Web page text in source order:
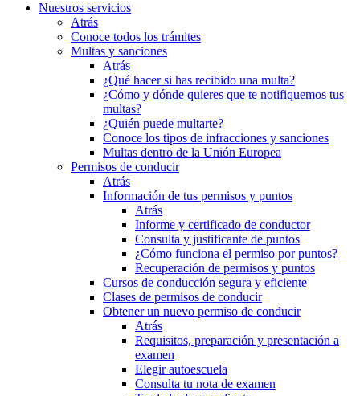
Nuestros servicios
Atrás
Conoce todos los trámites
Multas y sanciones
Atrás
¿Qué hacer si has recibido una multa?
¿Cómo y dónde quieres que te notifiquemos tus
multas?
¿Quién puede multarte?
Conoce los tipos de infracciones y sanciones
Multas dentro de la Unión Europea
Permisos de conducir
Atrás
Información de tus permisos y puntos
Atrás
Informe y certificado de conductor
Consulta y justificante de puntos
¿Cómo funciona el permiso por puntos?
Recuperación de permisos y puntos
Cursos de conducción segura y eficiente
Clases de permisos de conducir
Obtener un nuevo permiso de conducir
Atrás
Requisitos, preparación y presentación a
examen
Elegir autoescuela
Consulta tu nota de examen